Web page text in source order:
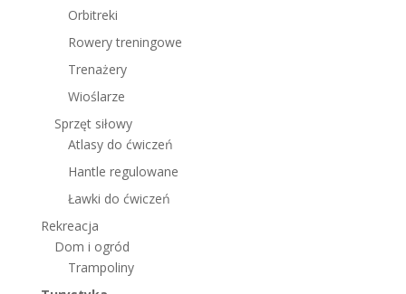
Orbitreki
Rowery treningowe
Trenażery
Wioślarze
Sprzęt siłowy
Atlasy do ćwiczeń
Hantle regulowane
Ławki do ćwiczeń
Rekreacja
Dom i ogród
Trampoliny